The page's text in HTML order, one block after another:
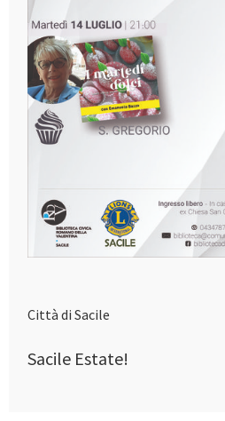
Città di Sacile
Sacile Estate!